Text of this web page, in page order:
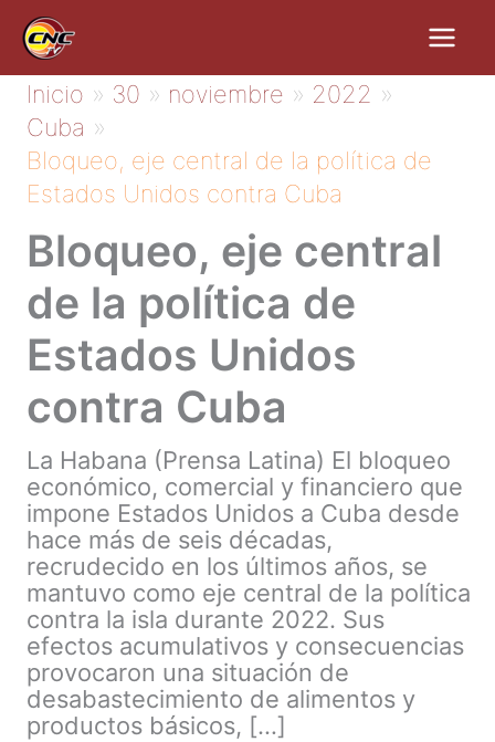
contenido
Inicio 30 noviembre
2022
Cuba
Bloqueo, eje central de la política de
Estados Unidos contra Cuba
Bloqueo, eje central
de la política de
Estados Unidos
contra Cuba
La Habana (Prensa Latina) El bloqueo
económico, comercial y financiero que
impone Estados Unidos a Cuba desde
hace más de seis décadas,
recrudecido en los últimos años, se
mantuvo como eje central de la política
contra la isla durante 2022. Sus
efectos acumulativos y consecuencias
provocaron una situación de
desabastecimiento de alimentos y
productos básicos, […]